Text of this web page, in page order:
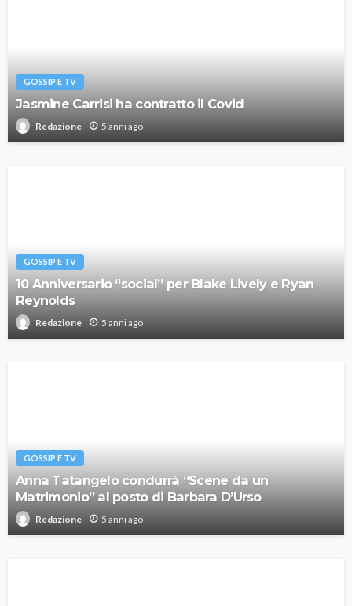
GOSSIP E TV
Jasmine Carrisi ha contratto il Covid
Redazione 5 anni ago
GOSSIP E TV
10 Anniversario “social” per Blake Lively e Ryan
Reynolds
Redazione 5 anni ago
GOSSIP E TV
Anna Tatangelo condurrà “Scene da un
Matrimonio” al posto di Barbara D’Urso
Redazione 5 anni ago